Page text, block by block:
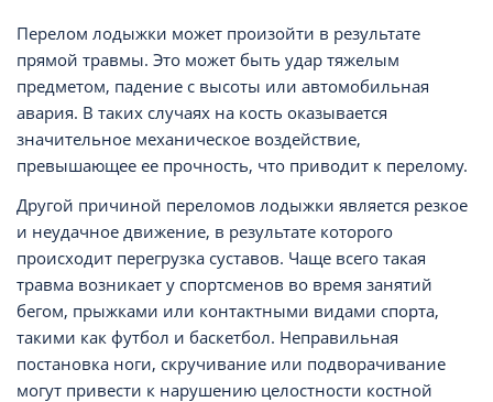
Перелом лодыжки может произойти в результате
прямой травмы. Это может быть удар тяжелым
предметом, падение с высоты или автомобильная
авария. В таких случаях на кость оказывается
значительное механическое воздействие,
превышающее ее прочность, что приводит к перелому.
Другой причиной переломов лодыжки является резкое
и неудачное движение, в результате которого
происходит перегрузка суставов. Чаще всего такая
травма возникает у спортсменов во время занятий
бегом, прыжками или контактными видами спорта,
такими как футбол и баскетбол. Неправильная
постановка ноги, скручивание или подворачивание
могут привести к нарушению целостности костной